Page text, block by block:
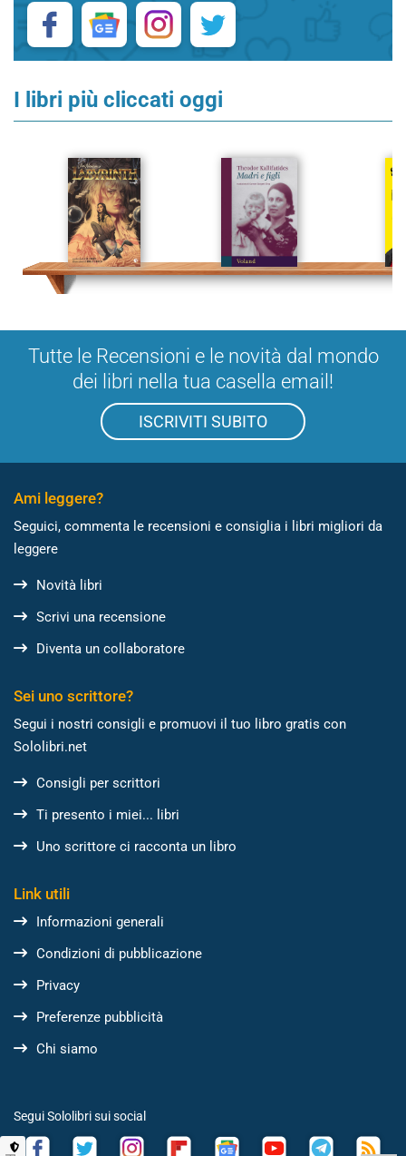
I libri più cliccati oggi
Tutte le Recensioni e le novità dal mondo
dei libri nella tua casella email!
ISCRIVITI SUBITO
Ami leggere?
Seguici, commenta le recensioni e consiglia i libri migliori da
leggere
Novità libri
Scrivi una recensione
Diventa un collaboratore
Sei uno scrittore?
Segui i nostri consigli e promuovi il tuo libro gratis con
Sololibri.net
Consigli per scrittori
Ti presento i miei... libri
Uno scrittore ci racconta un libro
Link utili
Informazioni generali
Condizioni di pubblicazione
Privacy
Preferenze pubblicità
Chi siamo
Segui Sololibri sui social